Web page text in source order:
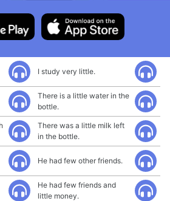
I study very little.
There is a little water in the
bottle.
There was a little milk left
in the bottle.
He had few other friends.
He had few friends and
little money.